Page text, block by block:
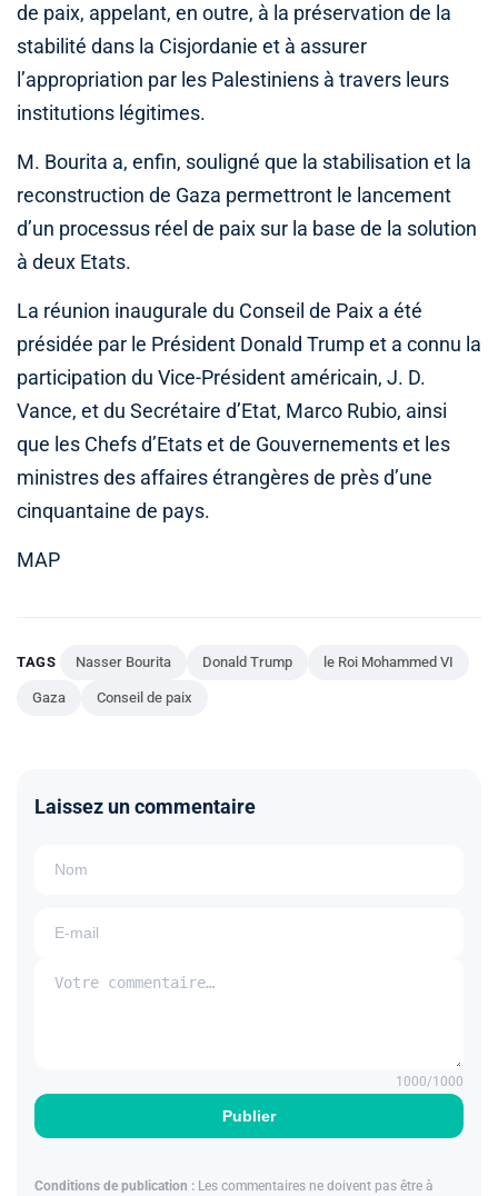
de paix, appelant, en outre, à la préservation de la
stabilité dans la Cisjordanie et à assurer
l’appropriation par les Palestiniens à travers leurs
institutions légitimes.
M. Bourita a, enfin, souligné que la stabilisation et la
reconstruction de Gaza permettront le lancement
d’un processus réel de paix sur la base de la solution
à deux Etats.
La réunion inaugurale du Conseil de Paix a été
présidée par le Président Donald Trump et a connu la
participation du Vice-Président américain, J. D.
Vance, et du Secrétaire d’Etat, Marco Rubio, ainsi
que les Chefs d’Etats et de Gouvernements et les
ministres des affaires étrangères de près d’une
cinquantaine de pays.
MAP
TAGS Nasser Bourita Donald Trump le Roi Mohammed VI
Gaza Conseil de paix
Laissez un commentaire
Publier
1000/1000
Conditions de publication : Les commentaires ne doivent pas être à